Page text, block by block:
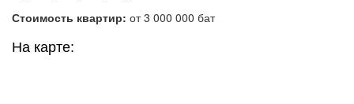
Стоимость квартир: от 3 000 000 бат
На карте: